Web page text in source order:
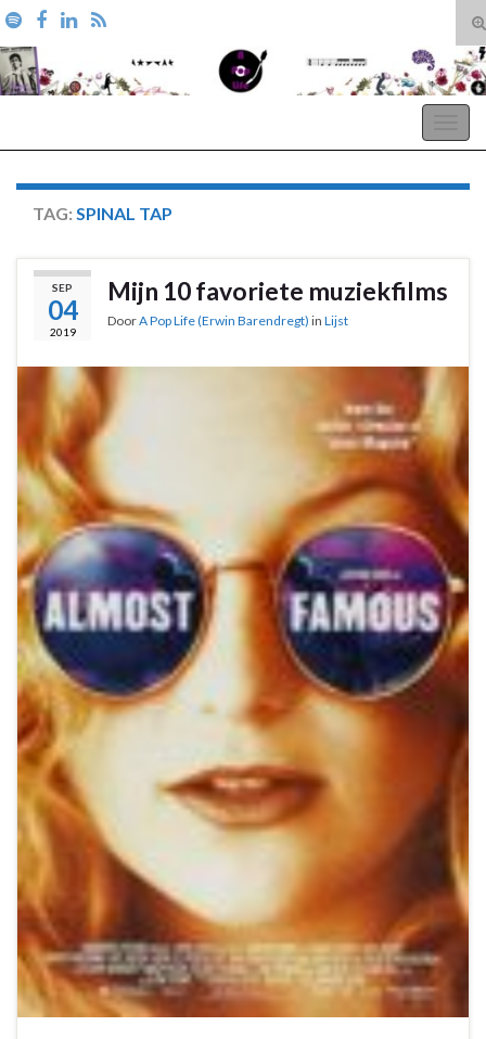
Search for:
TAG: SPINAL TAP
SEP
04
2019
Mijn 10 favoriete muziekfilms
DoorA Pop Life (Erwin Barendregt) in Lijst